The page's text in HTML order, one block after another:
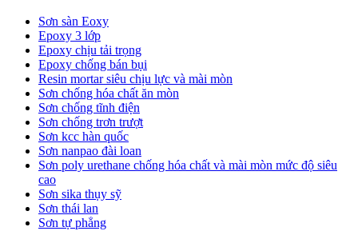
Sơn sàn Eoxy
Epoxy 3 lớp
Epoxy chịu tải trọng
Epoxy chống bán bụi
Resin mortar siêu chịu lực và mài mòn
Sơn chống hóa chất ăn mòn
Sơn chống tĩnh điện
Sơn chống trơn trượt
Sơn kcc hàn quốc
Sơn nanpao đài loan
Sơn poly urethane chống hóa chất và mài mòn mức độ siêu
cao
Sơn sika thụy sỹ
Sơn thái lan
Sơn tự phẳng